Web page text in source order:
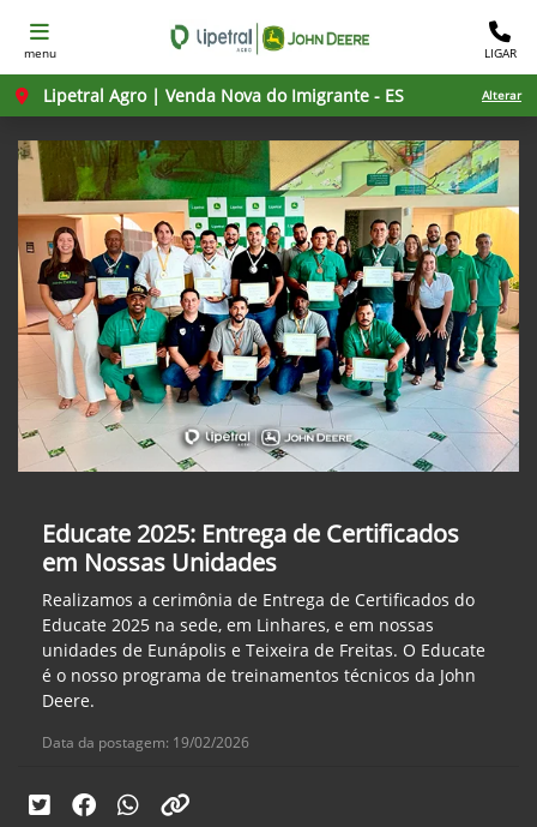
menu LIGAR
Lipetral Agro | Venda Nova do Imigrante - ES Alterar
Educate 2025: Entrega de Certificados
em Nossas Unidades
Realizamos a cerimônia de Entrega de Certificados do
Educate 2025 na sede, em Linhares, e em nossas
unidades de Eunápolis e Teixeira de Freitas. O Educate
é o nosso programa de treinamentos técnicos da John
Deere.
Data da postagem: 19/02/2026